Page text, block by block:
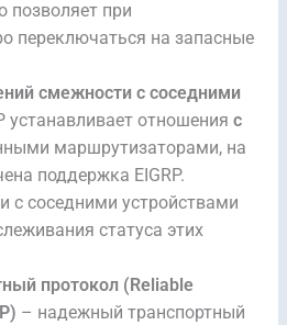
позволяет при
переключаться на запасные
смежности с соседними
устанавливает отношения с
маршрутизаторами, на
поддержка EIGRP.
с соседними устройствами
статуса этих
протокол (Reliable
– надежный транспортный